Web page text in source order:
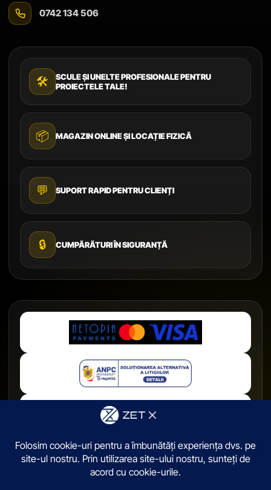
0742 134 506
🛠️
SCULE ȘI UNELTE PROFESIONALE PENTRU
PROIECTELE TALE!
📦 MAGAZIN ONLINE ȘI LOCAȚIE FIZICĂ
💬 SUPORT RAPID PENTRU CLIENȚI
🔒 CUMPĂRĂTURI ÎN SIGURANȚĂ